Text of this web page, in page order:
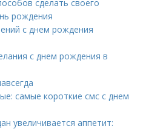
сделать своего
рождения
с днем рождения
с днем рождения в
самые короткие смс с днем
увеличивается аппетит: